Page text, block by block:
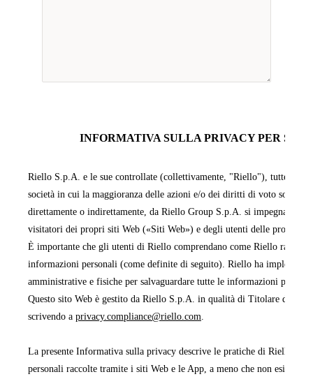
INFORMATIVA SULLA PRIVACY PER SITI
Riello S.p.A. e le sue controllate (collettivamente, "Riello"), tutte
società in cui la maggioranza delle azioni e/o dei diritti di voto sono
direttamente o indirettamente, da Riello Group S.p.A. si impegnano a
visitatori dei propri siti Web («Siti Web») e degli utenti delle proprie
È importante che gli utenti di Riello comprendano come Riello
informazioni personali (come definite di seguito). Riello ha
amministrative e fisiche per salvaguardare tutte le informazioni
Questo sito Web è gestito da Riello S.p.A. in qualità di Titolare del
scrivendo a privacy.compliance@riello.com
La presente Informativa sulla privacy descrive le pratiche di Riello
personali raccolte tramite i siti Web e le App, a meno che non esista